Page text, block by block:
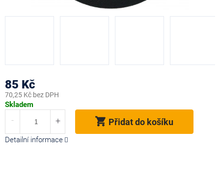
85 Kč
70,25 Kč bez DPH
Měrná
Skladem
Přidat do košíku
Detailní informace